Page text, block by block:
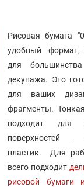
Рисовая бумага
удобный формат,
для
декупажа. Это
для ваших
фрагменты.
подходит для
поверхностей -
пластик. Для
всего подходит
рисовой бумаги